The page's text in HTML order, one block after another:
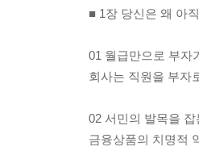
■ 1장 당신은 왜 아
01 월급만으로 부자
회사는 직원을 부자
02 서민의 발목을
금융상품의 치명적